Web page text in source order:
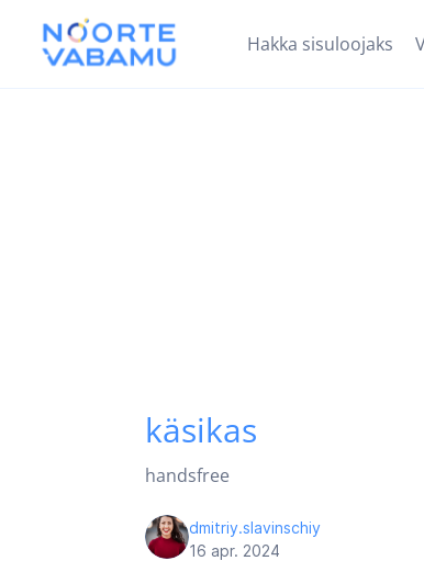
Hakka sisuloojaks
käsikas
handsfree
dmitriy.slavinschiy
16 apr. 2024